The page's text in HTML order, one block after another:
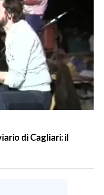
di Cagliari: il